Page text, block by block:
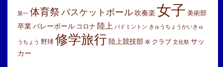
第一 体育祭バスケットボール 吹奏楽 女子 美術部
卒業バレーボール コロナ 陸上 バドミントン きゅうちょうかいきゅ
うちょう 野球 修学旅行陸上競技部 幸 クラブ 文化祭 サッ
カー